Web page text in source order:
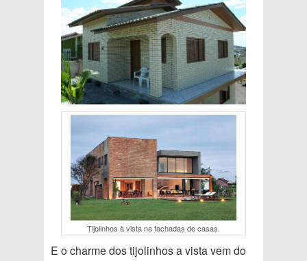
Tijolinhos à vista na fachadas de casas.
E o charme dos tijolinhos a vista vem do